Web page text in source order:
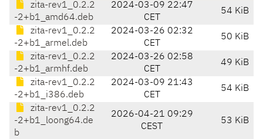
zita-rev1_0.2.2
-2+b1_amd64.deb
2024-03-09 22:47
CET
54 KiB
zita-rev1_0.2.2
-2+b1_armel.deb
2024-03-26 02:32
CET
50 KiB
zita-rev1_0.2.2
-2+b1_armhf.deb
2024-03-26 02:58
CET
49 KiB
zita-rev1_0.2.2
-2+b1_i386.deb
2024-03-09 21:43
CET
54 KiB
zita-rev1_0.2.2
-2+b1_loong64.de
b
2026-04-21 09:29
CEST
53 KiB